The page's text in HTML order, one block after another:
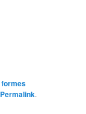
formes
Permalink.